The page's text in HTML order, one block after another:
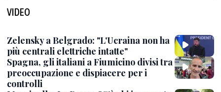
VIDEO
Zelensky a Belgrado: "L'Ucraina non ha
più centrali elettriche intatte"
Spagna, gli italiani a Fiumicino divisi tra
preoccupazione e dispiacere per i
controlli